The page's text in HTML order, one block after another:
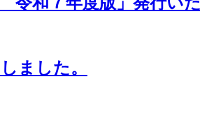
ました。